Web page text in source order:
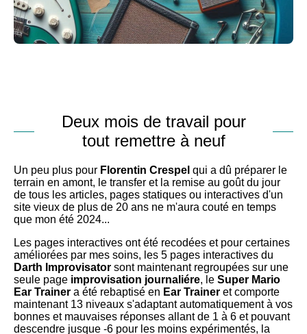
Deux mois de travail pour
tout remettre à neuf
Un peu plus pour Florentin Crespel qui a dû préparer le
terrain en amont, le transfer et la remise au goût du jour
de tous les articles, pages statiques ou interactives d'un
site vieux de plus de 20 ans ne m'aura couté en temps
que mon été 2024...
Les pages interactives ont été recodées et pour certaines
améliorées par mes soins, les 5 pages interactives du
Darth Improvisator sont maintenant regroupées sur une
seule page improvisation journaliére, le Super Mario
Ear Trainer a été rebaptisé en Ear Trainer et comporte
maintenant 13 niveaux s'adaptant automatiquement à vos
bonnes et mauvaises réponses allant de 1 à 6 et pouvant
descendre jusque -6 pour les moins expérimentés, la